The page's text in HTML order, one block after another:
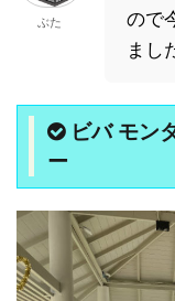
ぶた
ので
まし
ビバ モン
ー